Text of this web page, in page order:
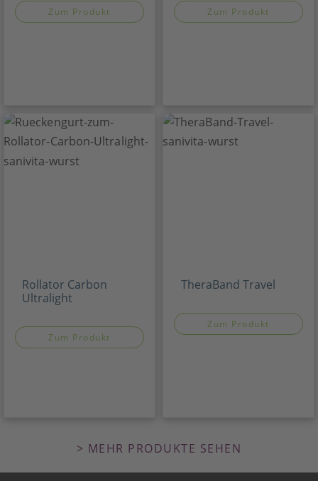
Zum Produkt Zum Produkt
Rollator Carbon
Ultralight
Zum Produkt
TheraBand Travel
Zum Produkt
> MEHR PRODUKTE SEHEN